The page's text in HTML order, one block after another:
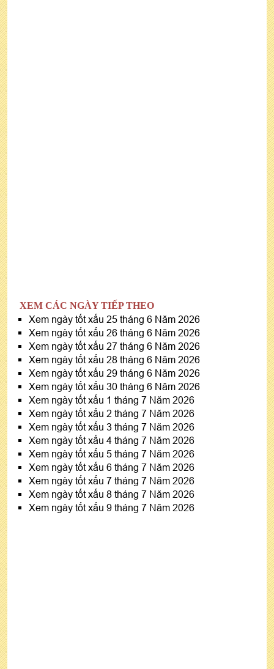
XEM CÁC NGÀY TIẾP THEO
Xem ngày tốt xấu 25 tháng 6 Năm 2026
Xem ngày tốt xấu 26 tháng 6 Năm 2026
Xem ngày tốt xấu 27 tháng 6 Năm 2026
Xem ngày tốt xấu 28 tháng 6 Năm 2026
Xem ngày tốt xấu 29 tháng 6 Năm 2026
Xem ngày tốt xấu 30 tháng 6 Năm 2026
Xem ngày tốt xấu 1 tháng 7 Năm 2026
Xem ngày tốt xấu 2 tháng 7 Năm 2026
Xem ngày tốt xấu 3 tháng 7 Năm 2026
Xem ngày tốt xấu 4 tháng 7 Năm 2026
Xem ngày tốt xấu 5 tháng 7 Năm 2026
Xem ngày tốt xấu 6 tháng 7 Năm 2026
Xem ngày tốt xấu 7 tháng 7 Năm 2026
Xem ngày tốt xấu 8 tháng 7 Năm 2026
Xem ngày tốt xấu 9 tháng 7 Năm 2026